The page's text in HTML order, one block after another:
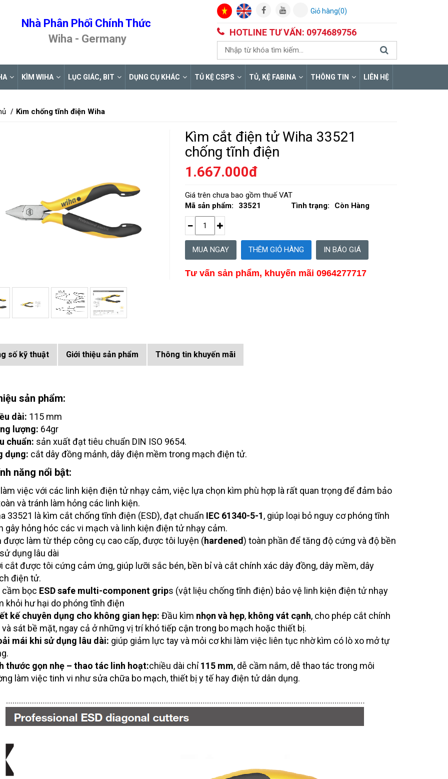
Nhà Phân Phối Chính Thức
Wiha - Germany
Giỏ hàng(0)
HOTLINE TƯ VẤN: 0974689756
KÌM WIHA LỤC GIÁC, BIT DỤNG CỤ KHÁC TỦ KỆ CSPS TỦ, KỆ FABINA THÔNG TIN LIÊN HỆ
Kìm chống tĩnh điện Wiha
Kìm cắt điện tử Wiha 33521
chống tĩnh điện
1.667.000đ
Giá trên chưa bao gồm thuế VAT
Mã sản phẩm:
33521 Tình trạng: Còn Hàng
IN BÁO GIÁ
Tư vấn sản phẩm, khuyến mãi 0964277717
số kỹ thuật Giới thiệu sản phẩm Thông tin khuyến mãi
sản phẩm:
dài: 115 mm
lượng: 64gr
chuẩn: sản xuất đạt tiêu chuẩn DIN ISO 9654.
dụng: cắt dây đồng mảnh, dây điện mềm trong mạch điện tử.
năng nổi bật:
việc với các linh kiện điện tử nhạy cảm, việc lựa chọn kìm phù hợp là rất quan trọng để đảm bảo
và tránh làm hỏng các linh kiện.
33521 là kìm cắt chống tĩnh điện (ESD), đạt chuẩn IEC 61340-5-1, giúp loại bỏ nguy cơ phóng tĩnh
gây hỏng hóc các vi mạch và linh kiện điện tử nhạy cảm.
được làm từ thép công cụ cao cấp, được tôi luyện (hardened) toàn phần để tăng độ cứng và độ bền
dụng lâu dài
cắt được tôi cứng cảm ứng, giúp lưỡi sắc bén, bền bỉ và cắt chính xác dây đồng, dây mềm, dây
điện tử.
cầm bọc ESD safe multi-component grips (vật liệu chống tĩnh điện) bảo vệ linh kiện điện tử nhạy
khỏi hư hại do phóng tĩnh điện
kế chuyên dụng cho không gian hẹp: Đầu kìm nhọn và hẹp, không vát cạnh, cho phép cắt chính
và sát bề mặt, ngay cả ở những vị trí khó tiếp cận trong bo mạch hoặc thiết bị.
mái khi sử dụng lâu dài: giúp giảm lực tay và mỏi cơ khi làm việc liên tục nhờ kìm có lò xo mở tự
thước gọn nhẹ – thao tác linh hoạt:chiều dài chỉ 115 mm, dễ cầm nắm, dễ thao tác trong môi
làm việc tinh vi như sửa chữa bo mạch, thiết bị y tế hay điện tử dân dụng.